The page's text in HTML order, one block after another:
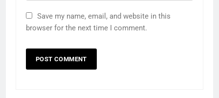
Save my name, email, and website in this
browser for the next time I comment.